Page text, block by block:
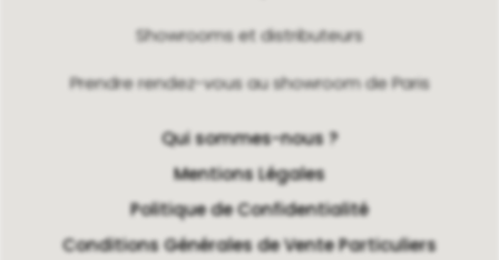
Showrooms et distributeurs
Prendre rendez-vous au showroom de Paris
Qui sommes-nous ?
Mentions Légales
Politique de Confidentialité
Conditions Générales de Vente Particuliers